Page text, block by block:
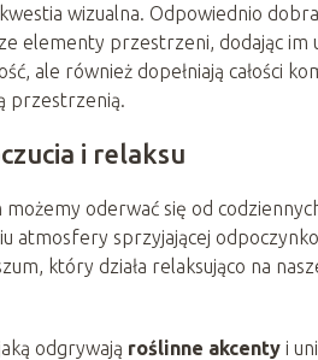
wizualna. Odpowiednio
elementy przestrzeni, dodając im
ale również dopełniają całości
przestrzenią.
i relaksu
oderwać się od
atmosfery sprzyjającej
który działa relaksująco na
odgrywają roślinne akcenty i